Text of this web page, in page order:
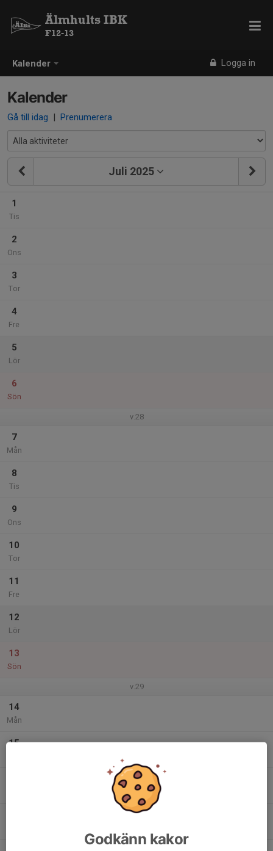
Kalender Logga in
Älmhults IBK
F12-13
Kalender
Gå till idag | Prenumerera
Juli 2025
1
Tis
2
Ons
3
Tor
4
Fre
5
Lör
6
Sön
v.28
7
Mån
8
Tis
9
Ons
10
Tor
11
Fre
12
Lör
13
Sön
v.29
14
Mån
15
Godkänn kakor